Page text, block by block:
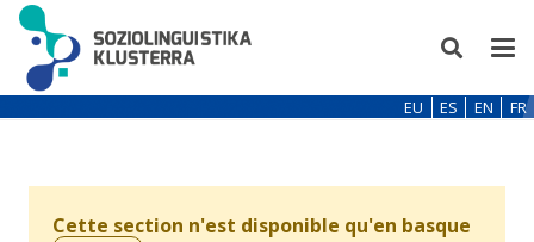
EU ES EN FR
Cette section n'est disponible qu'en basque